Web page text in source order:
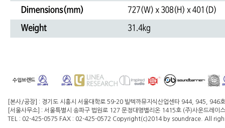
수입브랜드
[본사/공장] : 경기도 시흥시 서울대학로 59-20 빌텍까뮤지식산업센타 944, 945, 946호
[서울사무소] : 서울특별시 송파구 법원로 127 문정대명벨리온 1415호 (주)사운드레
TEL : 02-425-0575 FAX : 02-425-0572 Copyright(c)2014 by soundrace. All